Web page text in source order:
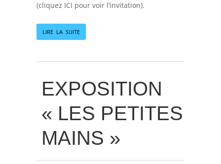
(cliquez ICI pour voir l’invitation).
LIRE LA SUITE
EXPOSITION
« LES PETITES
MAINS »